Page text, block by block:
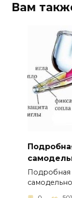
Вам
Подробная